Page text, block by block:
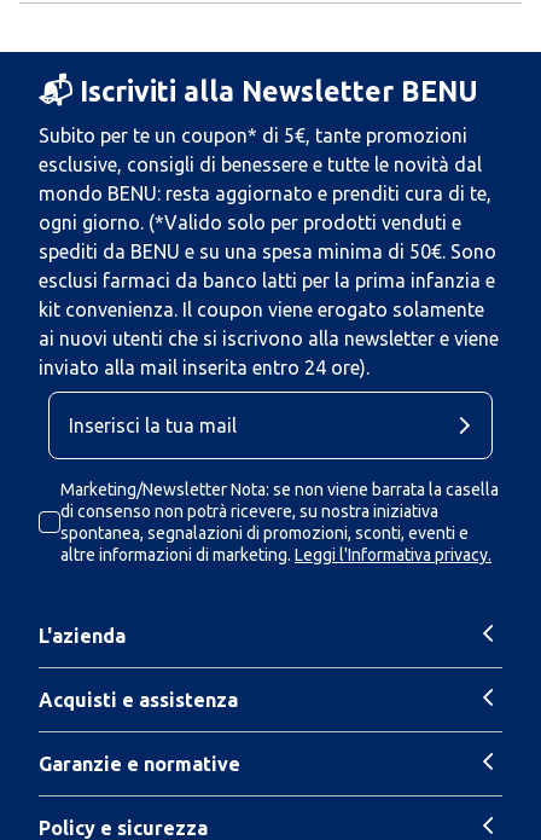
📬 Iscriviti alla Newsletter BENU
Subito per te un coupon* di 5€, tante promozioni
esclusive, consigli di benessere e tutte le novità dal
mondo BENU: resta aggiornato e prenditi cura di te,
ogni giorno. (*Valido solo per prodotti venduti e
spediti da BENU e su una spesa minima di 50€. Sono
esclusi farmaci da banco latti per la prima infanzia e
kit convenienza. Il coupon viene erogato solamente
ai nuovi utenti che si iscrivono alla newsletter e viene
inviato alla mail inserita entro 24 ore).
Marketing/Newsletter Nota: se non viene barrata la casella
di consenso non potrà ricevere, su nostra iniziativa
spontanea, segnalazioni di promozioni, sconti, eventi e
altre informazioni di marketing. Leggi l'Informativa privacy.
L'azienda
Acquisti e assistenza
Garanzie e normative
Policy e sicurezza